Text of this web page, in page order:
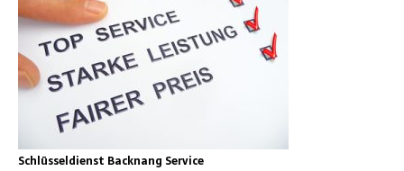
Schlüsseldienst Backnang Service